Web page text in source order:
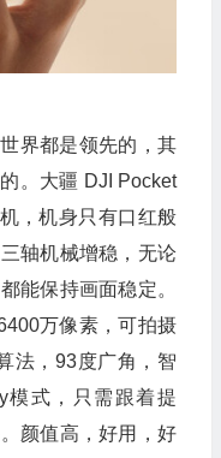
界都是领先的，其
。大疆 DJI Pocket
，机身只有口红般
轴机械增稳，无论
能保持画面稳定。
万像素，可拍摄
法，93度广角，智
模式，只需跟着提
颜值高，好用，好